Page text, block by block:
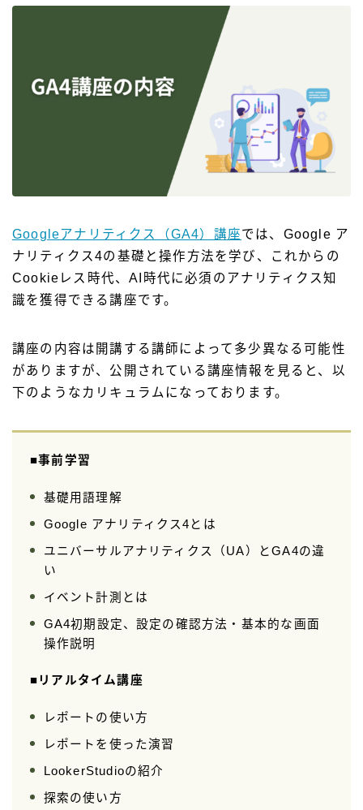
Googleアナリティクス（GA4）講座では、Google ア
ナリティクス4の基礎と操作方法を学び、これからの
Cookieレス時代、AI時代に必須のアナリティクス知
識を獲得できる講座です。
講座の内容は開講する講師によって多少異なる可能性
がありますが、公開されている講座情報を見ると、以
下のようなカリキュラムになっております。
■事前学習
基礎用語理解
Google アナリティクス4とは
ユニバーサルアナリティクス（UA）とGA4の違
い
イベント計測とは
GA4初期設定、設定の確認方法・基本的な画面
操作説明
■リアルタイム講座
レポートの使い方
レポートを使った演習
LookerStudioの紹介
探索の使い方